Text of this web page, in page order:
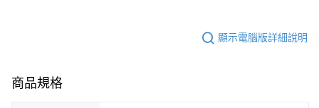
顯示電腦版詳細說明
商品規格